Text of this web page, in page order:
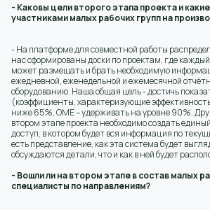
- Каковы цели второго этапа проекта и
участниками малых рабочих групп на
- На платформе для совместной работы
нас сформированы доски по проектам, где
может размещать и брать необходимую
ежедневной, еженедельной и ежемесячной
оборудованию. Наша общая цель - достичь
(коэффициенты, характеризующие
ниже 65%, ОМЕ – удерживать на уровне 90%.
втором этапе проекта необходимо создать
доступ, в котором будет вся информация по
есть представление, как эта система будет
обсуждаются детали, что и как в ней будет
- Вошли ли на втором этапе в состав малых
специалисты по направлениям?